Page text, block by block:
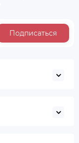
Подписаться